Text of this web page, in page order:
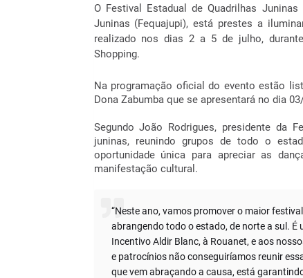
O Festival Estadual de Quadrilhas
Juninas (Fequajupi), está prestes a
realizado nos dias 2 a 5 de julho,
Shopping.
Na programação oficial do evento estão
Dona Zabumba que se apresentará no dia
Segundo João Rodrigues, presidente da
juninas, reunindo grupos de todo o
oportunidade única para apreciar as
manifestação cultural.
“Neste ano, vamos promover o maior
abrangendo todo o estado, de norte a sul. É
Incentivo Aldir Blanc, à Rouanet, e aos
e patrocínios não conseguiríamos reunir
que vem abraçando a causa, está